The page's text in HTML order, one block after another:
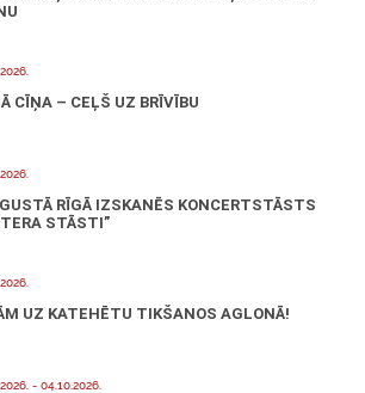
CĪŅA – CEĻŠ UZ BRĪVĪBU
RĪGĀ IZSKANĒS KONCERTSTĀSTS
STĀSTI”
UZ KATEHĒTU TIKŠANOS AGLONĀ!
- 04.10.2026.